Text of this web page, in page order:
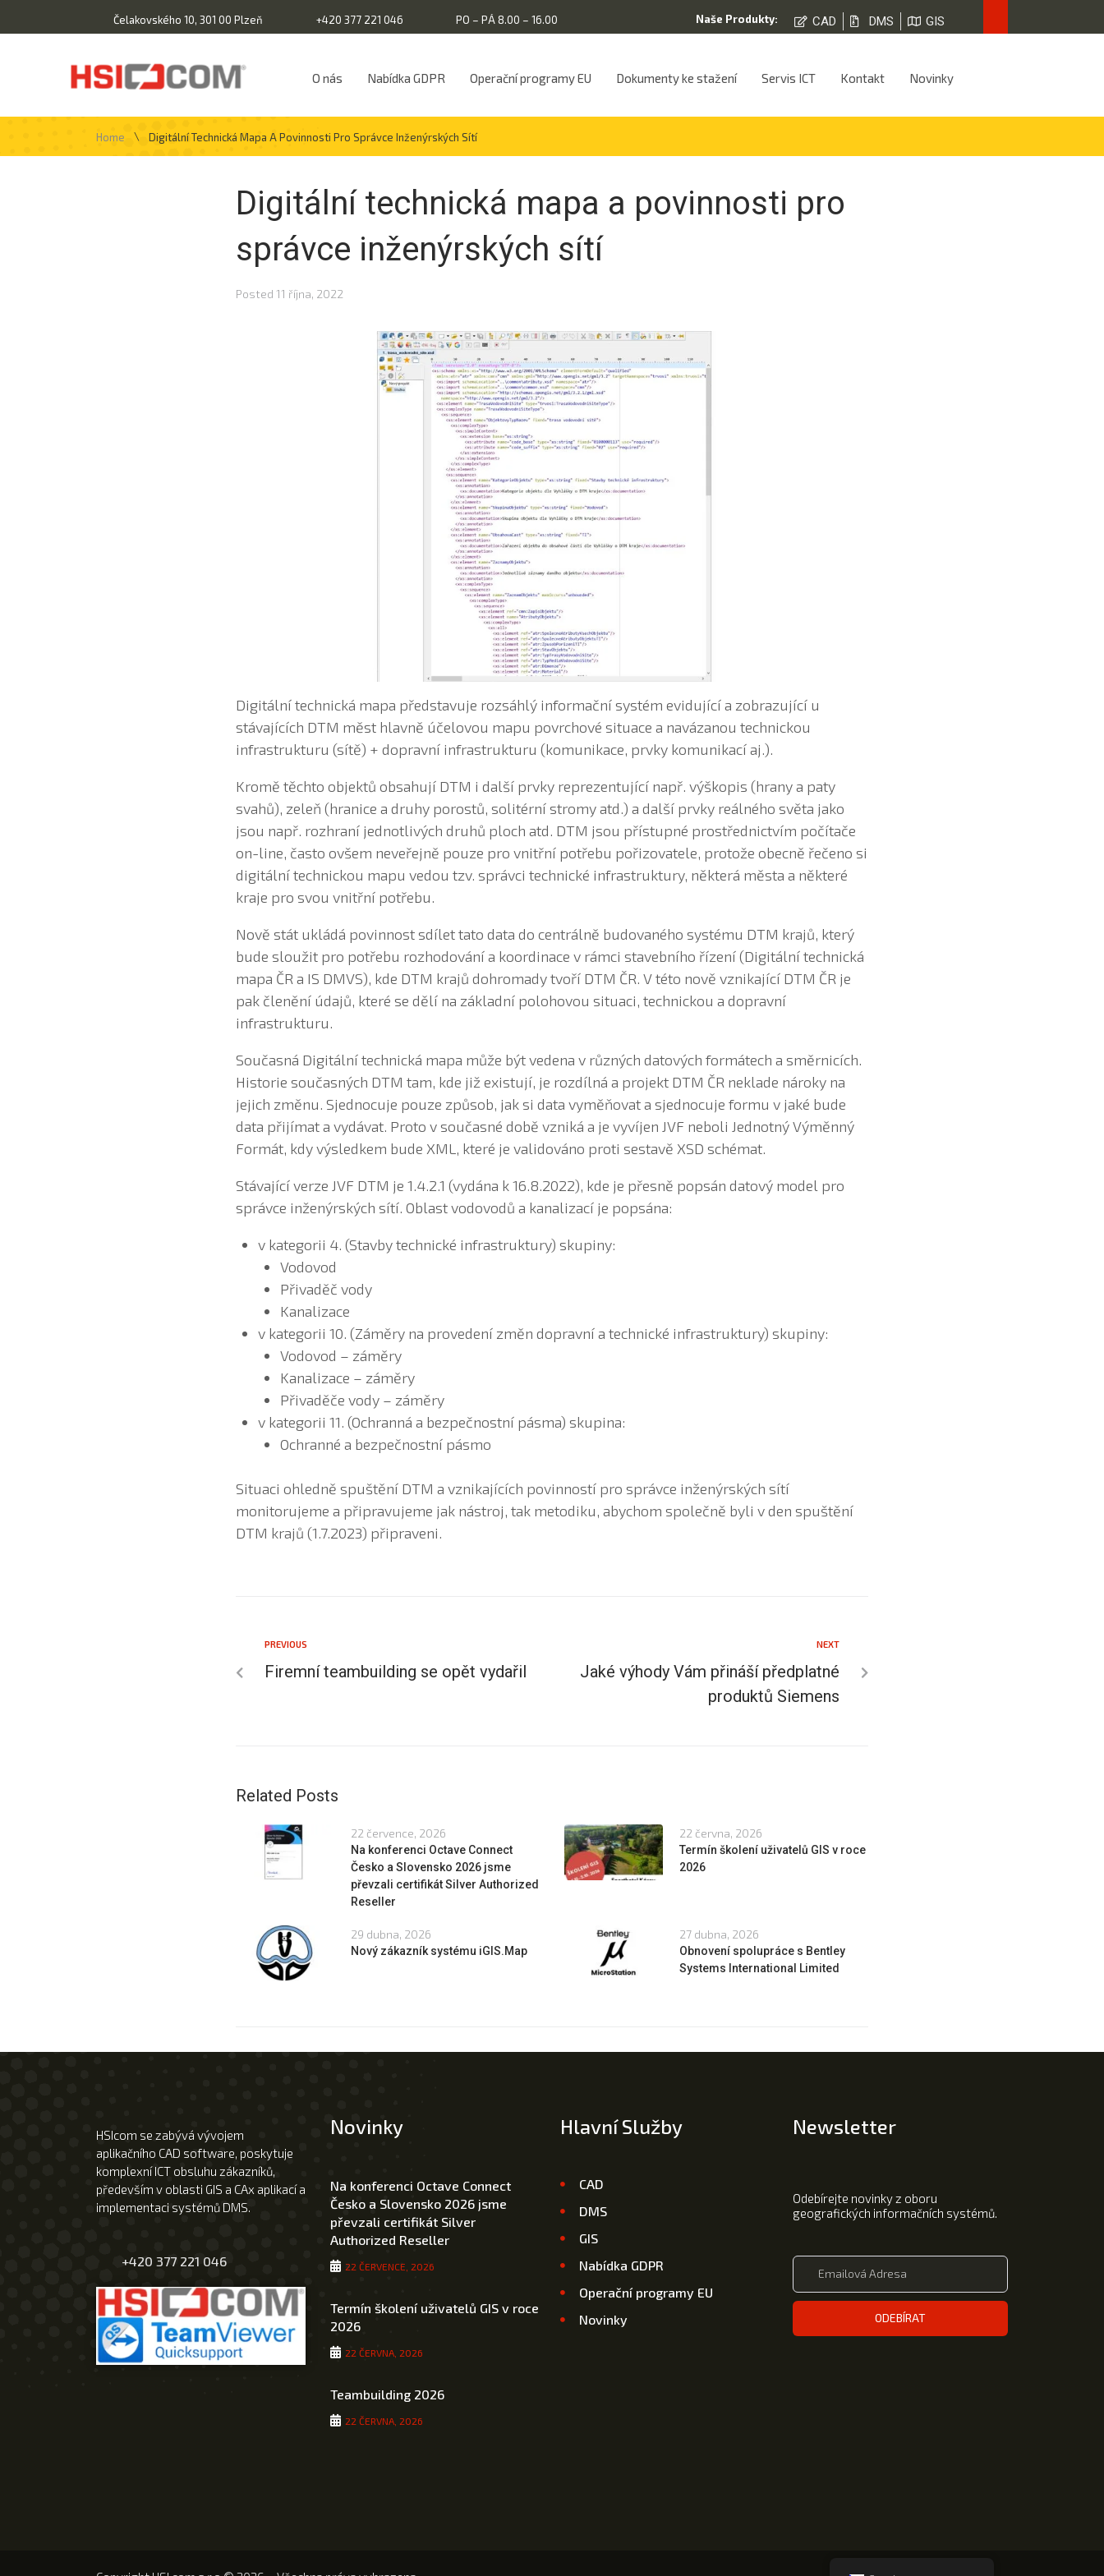
Čelakovského 10, 301 00 Plzeň +420 377 221 046 PO – PÁ 8.00 – 16.00 Naše Produkty: CAD DMS GIS
O nás Nabídka GDPR Operační programy EU Dokumenty ke stažení Servis ICT Kontakt Novinky
Home \ Digitální Technická Mapa A Povinnosti Pro Správce Inženýrských Sítí
Digitální technická mapa a povinnosti pro
správce inženýrských sítí
Posted 11 října, 2022
Digitální technická mapa představuje rozsáhlý informační systém evidující a zobrazující u
stávajících DTM měst hlavně účelovou mapu povrchové situace a navázanou technickou
infrastrukturu (sítě) + dopravní infrastrukturu (komunikace, prvky komunikací aj.).
Kromě těchto objektů obsahují DTM i další prvky reprezentující např. výškopis (hrany a paty
svahů), zeleň (hranice a druhy porostů, solitérní stromy atd.) a další prvky reálného světa jako
jsou např. rozhraní jednotlivých druhů ploch atd. DTM jsou přístupné prostřednictvím počítače
on-line, často ovšem neveřejně pouze pro vnitřní potřebu pořizovatele, protože obecně řečeno si
digitální technickou mapu vedou tzv. správci technické infrastruktury, některá města a některé
kraje pro svou vnitřní potřebu.
Nově stát ukládá povinnost sdílet tato data do centrálně budovaného systému DTM krajů, který
bude sloužit pro potřebu rozhodování a koordinace v rámci stavebního řízení (Digitální technická
mapa ČR a IS DMVS), kde DTM krajů dohromady tvoří DTM ČR. V této nově vznikající ‍DTM ČR je
pak členění údajů, které se dělí na základní polohovou situaci, technickou a dopravní
infrastrukturu.
Současná Digitální technická mapa může být vedena v různých datových formátech a směrnicích.
Historie současných DTM tam, kde již existují, je rozdílná a projekt DTM ČR neklade nároky na
jejich změnu. Sjednocuje pouze způsob, jak si data vyměňovat a sjednocuje formu v jaké bude
data přijímat a vydávat. Proto v současné době vzniká a je vyvíjen JVF neboli Jednotný Výměnný
Formát, kdy výsledkem bude XML, které je validováno proti sestavě XSD schémat.
Stávající verze JVF DTM je 1.4.2.1 (vydána k 16.8.2022), kde je přesně popsán datový model pro
správce inženýrských sítí. Oblast vodovodů a kanalizací je popsána:
v kategorii 4. (Stavby technické infrastruktury) skupiny:
Vodovod
Přivaděč vody
Kanalizace
v kategorii 10. (Záměry na provedení změn dopravní a technické infrastruktury) skupiny:
Vodovod – záměry
Kanalizace – záměry
Přivaděče vody – záměry
v kategorii 11. (Ochranná a bezpečnostní pásma) skupina:
Ochranné a bezpečnostní pásmo
Situaci ohledně spuštění DTM a vznikajících povinností pro správce inženýrských sítí
monitorujeme a připravujeme jak nástroj, tak metodiku, abychom společně byli v den spuštění
DTM krajů (1.7.2023) připraveni.
PREVIOUS
Firemní teambuilding se opět vydařil
NEXT
Jaké výhody Vám přináší předplatné
produktů Siemens
Related Posts
22 července, 2026
Na konferenci Octave Connect
Česko a Slovensko 2026 jsme
převzali certifikát Silver Authorized
Reseller
22 června, 2026
Termín školení uživatelů GIS v roce
2026
29 dubna, 2026
Nový zákazník systému iGIS.Map
27 dubna, 2026
Obnovení spolupráce s Bentley
Systems International Limited
HSIcom se zabývá vývojem
aplikačního CAD software, poskytuje
komplexní ICT obsluhu zákazníků,
především v oblasti GIS a CAx aplikací a
implementaci systémů DMS.
+420 377 221 046
Novinky
Na konferenci Octave Connect
Česko a Slovensko 2026 jsme
převzali certifikát Silver
Authorized Reseller
22 ČERVENCE, 2026
Termín školení uživatelů GIS v roce
2026
22 ČERVNA, 2026
Teambuilding 2026
22 ČERVNA, 2026
Hlavní Služby
CAD
DMS
GIS
Nabídka GDPR
Operační programy EU
Novinky
Newsletter
Odebírejte novinky z oboru
geografických informačních systémů.
ODEBÍRAT